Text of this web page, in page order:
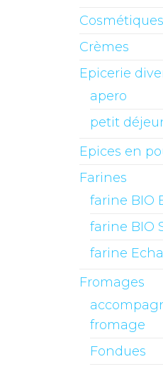
Crèmes
Epicerie
apero
petit
Epices en
Farines
farine BIO
farine BIO
farine
Fromages
fromage
Fondues